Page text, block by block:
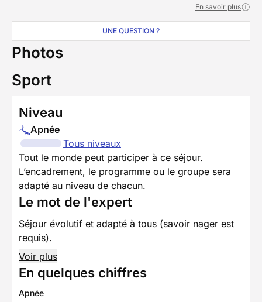
En savoir plus
UNE QUESTION ?
Photos
Sport
Niveau
Apnée
Tous niveaux
Tout le monde peut participer à ce séjour.
L’encadrement, le programme ou le groupe sera
adapté au niveau de chacun.
Le mot de l'expert
Séjour évolutif et adapté à tous (savoir nager est
requis).
Voir plus
En quelques chiffres
Apnée